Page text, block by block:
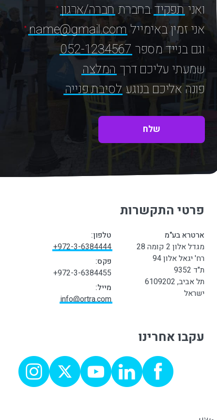
ואניתפקידבחברתחברה/ארגון
אני זמין באימייל name@gmail.com
וגם בנייד מספר 052-1234567
שמעתי עליכם דרך המלצה
פונה אליכם בנוגע לסיבת פנייה
פרטי התקשרות
ארטרא בע"מ
מגדל אלון 2 קומה 28
רח' יגאל אלון 94
ת"ד 9352
תל אביב, 6109202
ישראל
טלפון:
972-3-6384444+
פקס:
972-3-6384455+
מייל:
info@ortra.com
עקבו אחרינו